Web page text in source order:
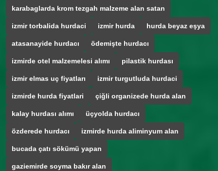
karabaglarda krom tezgah malzeme alan satan
izmir torbalida hurdaci izmir hurda hurda beyaz eşya
atasanayide hurdacı ödemişte hurdacı
izmirde otel malzemelesi alımı pilastik hurdası
izmir elmas uç fiyatları izmir turgutluda hurdaci
izmirde hurda fiyatlari çiğli organizede hurda alan
kalay hurdası alımı üçyolda hurdacı
özderede hurdacı izmirde hurda aliminyum alan
bucada çatı sökümü yapan
gaziemirde soyma bakır alan